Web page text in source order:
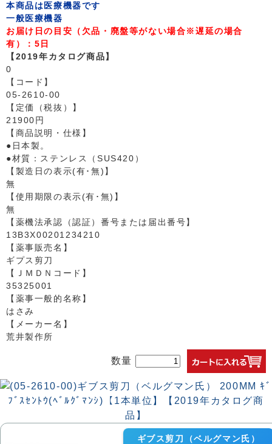
本商品は医療機器です
一般医療機器
お届け日の目安（欠品・廃盤等がない場合※遅延の場合
有）：5日
【2019年カタログ商品】
0
【コード】
05-2610-00
【定価（税抜）】
21900円
【商品説明・仕様】
●日本製。
●材質：ステンレス（SUS420）
【製造日の表示(有･無)】
無
【使用期限の表示(有･無)】
無
【薬機法承認（認証）番号または届出番号】
13B3X00201234210
【薬事販売名】
ギプス剪刀
【ＪＭＤＮコード】
35325001
【薬事一般的名称】
はさみ
【メーカー名】
荒井製作所
数量
ギブス剪刀（ベルグマン氏）